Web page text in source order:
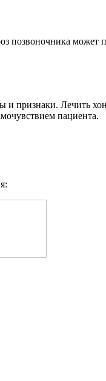
позвоночника может
признаки. Лечить
пациента.